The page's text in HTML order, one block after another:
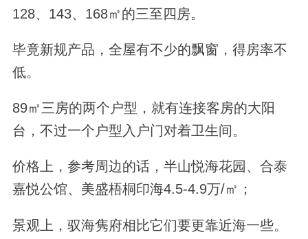
128、143、168㎡的三至四房。
毕竟新规产品，全屋有不少的飘窗，得房率不
低。
89㎡三房的两个户型，就有连接客房的大阳
台，不过一个户型入户门对着卫生间。
价格上，参考周边的话，半山悦海花园、合泰
嘉悦公馆、美盛梧桐印海4.5-4.9万/㎡；
景观上，驭海隽府相比它们要更靠近海一些。